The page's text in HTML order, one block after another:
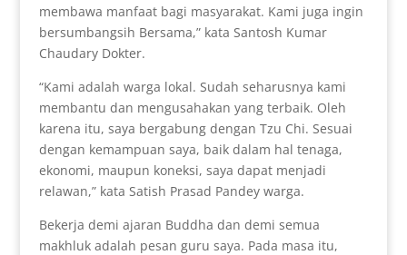
membawa manfaat bagi masyarakat. Kami juga ingin
bersumbangsih Bersama,” kata Santosh Kumar
Chaudary Dokter.
“Kami adalah warga lokal. Sudah seharusnya kami
membantu dan mengusahakan yang terbaik. Oleh
karena itu, saya bergabung dengan Tzu Chi. Sesuai
dengan kemampuan saya, baik dalam hal tenaga,
ekonomi, maupun koneksi, saya dapat menjadi
relawan,” kata Satish Prasad Pandey warga.
Bekerja demi ajaran Buddha dan demi semua
makhluk adalah pesan guru saya. Pada masa itu,